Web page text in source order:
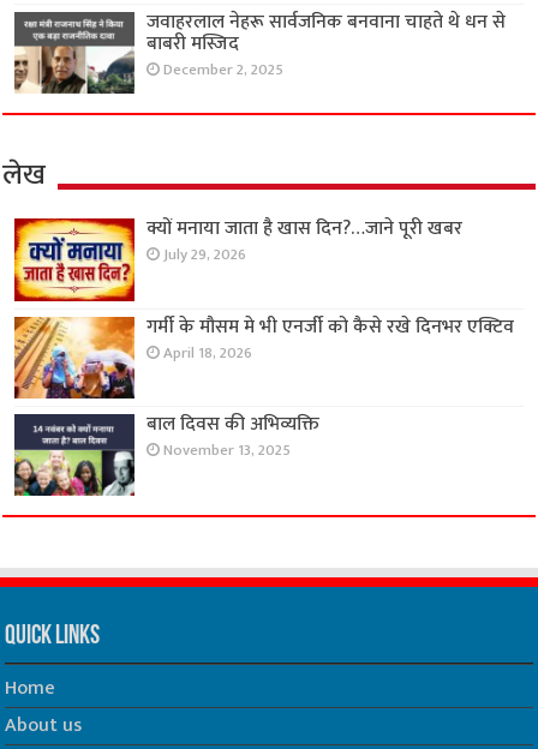
जवाहरलाल नेहरू सार्वजनिक बनवाना चाहते थे धन से
बाबरी मस्जिद
December 2, 2025
लेख
क्यों मनाया जाता है खास दिन?…जाने पूरी खबर
July 29, 2026
गर्मी के मौसम मे भी एनर्जी को कैसे रखे दिनभर एक्टिव
April 18, 2026
बाल दिवस की अभिव्यक्ति
November 13, 2025
Quick Links
Home
About us